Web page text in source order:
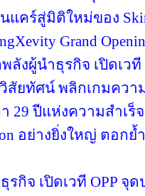
แคร์สู่มิติใหม่ของ
Grand
งผู้นำธุรกิจ เปิดเวที
สัยทัศน์ พลิกเกมคว
29 ปีแห่งความสำเร็
อย่างยิ่งใหญ่ ตอก
กิจ เปิดเวที OPP จุ